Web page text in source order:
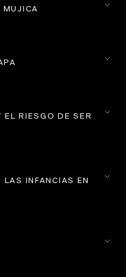
RIESGO DE SER
INFANCIAS EN